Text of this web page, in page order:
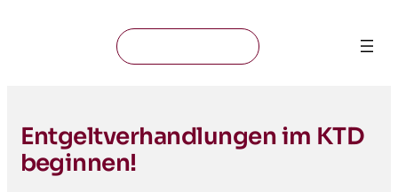
Entgeltverhandlungen im KTD
beginnen!